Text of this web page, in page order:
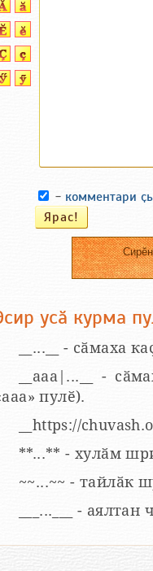
- комментари
усӑ курма
__...__ - сӑмаха
__aaa|...__ -
пулӗ).
__https://
**...** - хулӑм
~~...~~ - тайлӑк
___...___ -